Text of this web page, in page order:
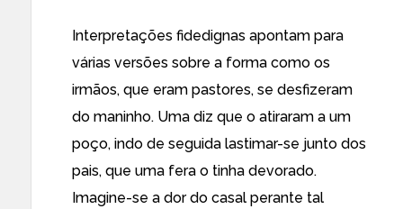
Interpretações fidedignas apontam para
várias versões sobre a forma como os
irmãos, que eram pastores, se desfizeram
do maninho. Uma diz que o atiraram a um
poço, indo de seguida lastimar-se junto dos
pais, que uma fera o tinha devorado.
Imagine-se a dor do casal perante tal